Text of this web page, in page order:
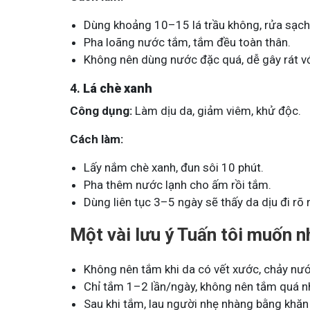
Dùng khoảng 10–15 lá trầu không, rửa
Pha loãng nước tắm, tắm đều toàn thân.
Không nên dùng nước đặc quá, dễ gây rát
4. Lá chè xanh
Công dụng: Làm dịu da, giảm viêm, khử độc.
Cách làm:
Lấy nắm chè xanh, đun sôi 10 phút.
Pha thêm nước lạnh cho ấm rồi tắm.
Dùng liên tục 3–5 ngày sẽ thấy da dịu đi rõ
Một vài lưu ý Tuấn tôi muốn
Không nên tắm khi da có vết xước, chảy
Chỉ tắm 1–2 lần/ngày, không nên tắm quá
Sau khi tắm, lau người nhẹ nhàng bằng